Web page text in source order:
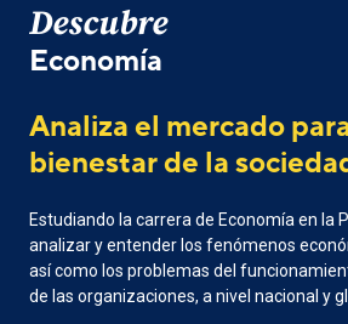
Descubre
Economía
Analiza el mercado
bienestar de la
Estudiando la carrera de Economía en la
analizar y entender los fenómenos
así como los problemas del
de las organizaciones, a nivel nacional y